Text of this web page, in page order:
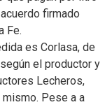
firmado
Fe.
es Corlasa, de
el productor y
Lecheros,
Pese a a